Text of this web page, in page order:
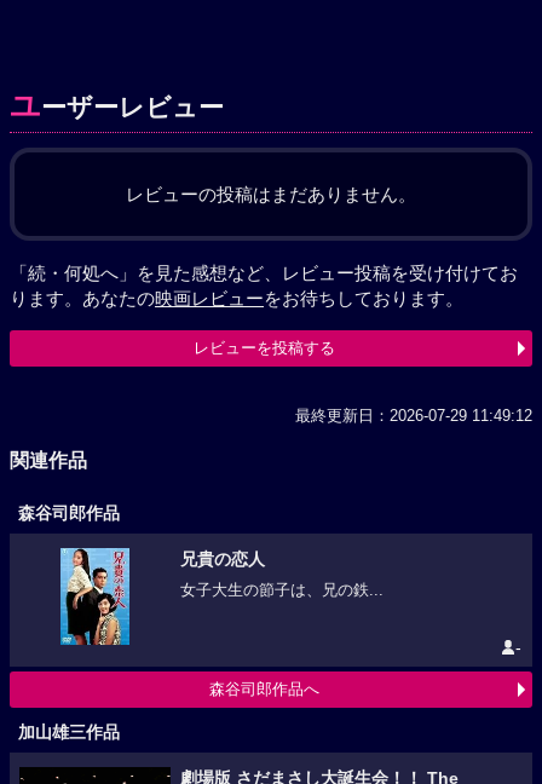
ユーザーレビュー
レビューの投稿はまだありません。
「続・何処へ」を見た感想など、レビュー投稿を受け付けてお
ります。あなたの映画レビューをお待ちしております。
レビューを投稿する
最終更新日：2026-07-29 11:49:12
関連作品
森谷司郎作品
兄貴の恋人
女子大生の節子は、兄の鉄...
-
森谷司郎作品へ
加山雄三作品
劇場版 さだまさし大誕生会！！ The